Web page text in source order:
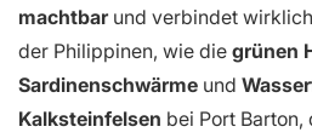
machtbarund verbindet
der Philippinen, wie die grünen
Sardinenschwärme und
Kalksteinfelsen bei Port Barton,